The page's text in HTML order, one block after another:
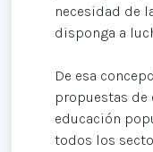
necesidad de
disponga a
De esa
propuestas de
educación
todos los